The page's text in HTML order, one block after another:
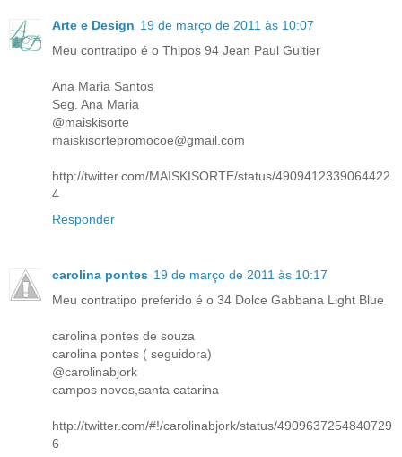
Arte e Design 19 de março de 2011 às 10:07
Meu contratipo é o Thipos 94 Jean Paul Gultier
Ana Maria Santos
Seg. Ana Maria
@maiskisorte
maiskisortepromocoe@gmail.com
http://twitter.com/MAISKISORTE/status/4909412339064422
4
Responder
carolina pontes 19 de março de 2011 às 10:17
Meu contratipo preferido é o 34 Dolce Gabbana Light Blue
carolina pontes de souza
carolina pontes ( seguidora)
@carolinabjork
campos novos,santa catarina
http://twitter.com/#!/carolinabjork/status/4909637254840729
6